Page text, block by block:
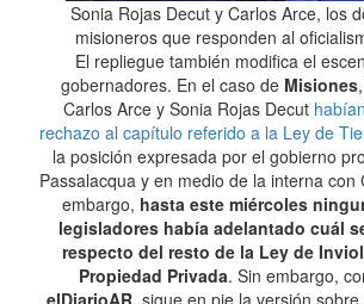
Sonia Rojas Decut y Carlos Arce, los
misioneros que responden al
El repliegue también modifica el
gobernadores. En el caso de Misiones
Carlos Arce y Sonia Rojas Decut
rechazo al capítulo referido a la Ley de
la posición expresada por el gobierno
Passalacqua y en medio de la interna con
embargo, hasta este miércoles
legisladores había adelantado cuál
respecto del resto de la Ley de
Propiedad Privada. Sin embargo,
elDiarioAR, sigue en pie la versión